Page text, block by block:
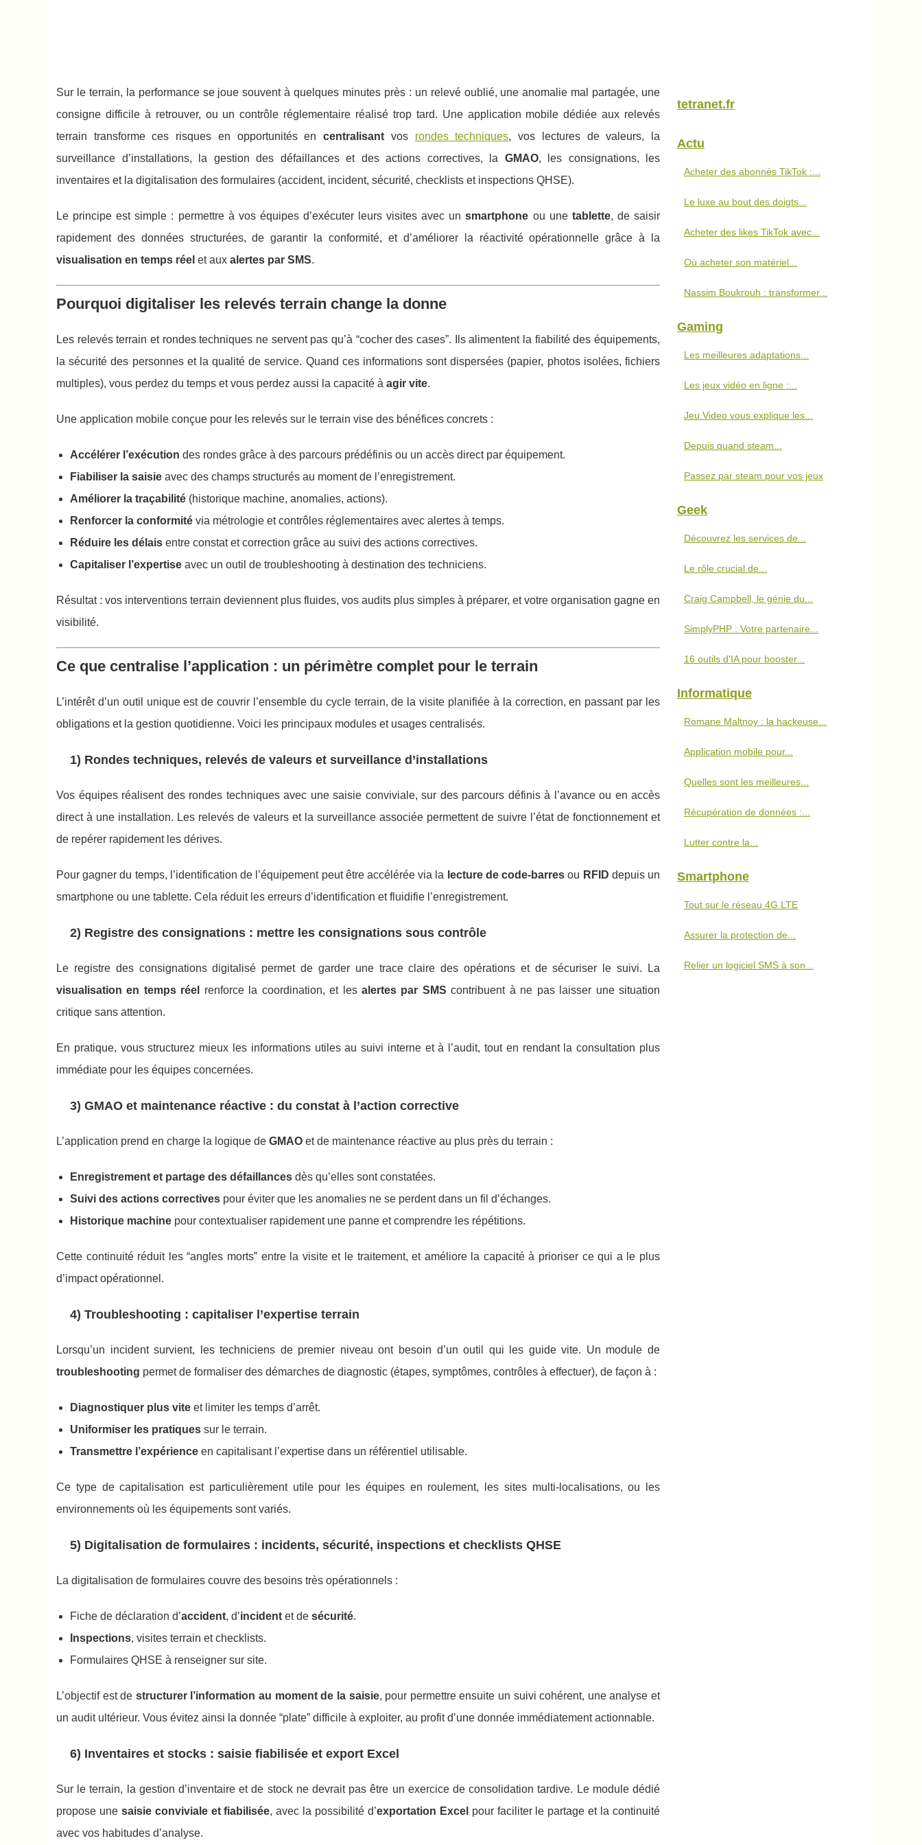
Sur le terrain, la performance se joue souvent à quelques minutes près : un relevé oublié, une anomalie mal partagée, une
consigne difficile à retrouver, ou un contrôle réglementaire réalisé trop tard. Une application mobile dédiée aux relevés
terrain transforme ces risques en opportunités encentralisant vos rondes techniques, vos lectures de valeurs, la
surveillance d’installations, la gestion des défaillances et des actions correctives, la GMAO, les consignations, les
inventaires et la digitalisation des formulaires (accident, incident, sécurité, checklists et inspections QHSE).
Le principe est simple : permettre à vos équipes d’exécuter leurs visites avec unsmartphone ou une tablette, de saisir
rapidement des données structurées, de garantir la conformité, et d’améliorer la réactivité opérationnelle grâce à la
visualisation en temps réel et aux alertes par SMS.
Pourquoi digitaliser les relevés terrain change la donne
Les relevés terrain et rondes techniques ne servent pas qu’à “cocher des cases”. Ils alimentent la fiabilité des équipements,
la sécurité des personnes et la qualité de service. Quand ces informations sont dispersées (papier, photos isolées, fichiers
multiples), vous perdez du temps et vous perdez aussi la capacité à agir vite.
Une application mobile conçue pour les relevés sur le terrain vise des bénéfices concrets :
Accélérer l’exécution des rondes grâce à des parcours prédéfinis ou un accès direct par équipement.
Fiabiliser la saisie avec des champs structurés au moment de l’enregistrement.
Améliorer la traçabilité (historique machine, anomalies, actions).
Renforcer la conformité via métrologie et contrôles réglementaires avec alertes à temps.
Réduire les délais entre constat et correction grâce au suivi des actions correctives.
Capitaliser l’expertise avec un outil de troubleshooting à destination des techniciens.
Résultat : vos interventions terrain deviennent plus fluides, vos audits plus simples à préparer, et votre organisation gagne en
visibilité.
Ce que centralise l’application : un périmètre complet pour le terrain
L’intérêt d’un outil unique est de couvrir l’ensemble du cycle terrain, de la visite planifiée à la correction, en passant par les
obligations et la gestion quotidienne. Voici les principaux modules et usages centralisés.
1) Rondes techniques, relevés de valeurs et surveillance d’installations
Vos équipes réalisent des rondes techniques avec une saisie conviviale, sur des parcours définis à l’avance ou en accès
direct à une installation. Les relevés de valeurs et la surveillance associée permettent de suivre l’état de fonctionnement et
de repérer rapidement les dérives.
Pour gagner du temps, l’identification de l’équipement peut être accélérée via la lecture de code-barres ou RFID depuis un
smartphone ou une tablette. Cela réduit les erreurs d’identification et fluidifie l’enregistrement.
2) Registre des consignations : mettre les consignations sous contrôle
Le registre des consignations digitalisé permet de garder une trace claire des opérations et de sécuriser le suivi. La
visualisation en temps réel
renforce la coordination, et lesalertes par SMS contribuent à ne pas laisser une situation
critique sans attention.
En pratique, vous structurez mieux les informations utiles au suivi interne et à l’audit, tout en rendant la consultation plus
immédiate pour les équipes concernées.
3) GMAO et maintenance réactive : du constat à l’action corrective
L’application prend en charge la logique de GMAO et de maintenance réactive au plus près du terrain :
Enregistrement et partage des défaillances dès qu’elles sont constatées.
Suivi des actions correctives pour éviter que les anomalies ne se perdent dans un fil d’échanges.
Historique machine pour contextualiser rapidement une panne et comprendre les répétitions.
Cette continuité réduit les “angles morts” entre la visite et le traitement, et améliore la capacité à prioriser ce qui a le plus
d’impact opérationnel.
4) Troubleshooting : capitaliser l’expertise terrain
Lorsqu’un incident survient, les techniciens de premier niveau ont besoin d’un outil qui les guide vite. Un module de
troubleshooting permet de formaliser des démarches de diagnostic (étapes, symptômes, contrôles à effectuer), de façon à :
Diagnostiquer plus vite et limiter les temps d’arrêt.
Uniformiser les pratiques sur le terrain.
Transmettre l’expérience en capitalisant l’expertise dans un référentiel utilisable.
Ce type de capitalisation est particulièrement utile pour les équipes en roulement, les sites multi-localisations, ou les
environnements où les équipements sont variés.
5) Digitalisation de formulaires : incidents, sécurité, inspections et checklists QHSE
La digitalisation de formulaires couvre des besoins très opérationnels :
Fiche de déclaration d’accident, d’incident et de sécurité.
Inspections, visites terrain et checklists.
Formulaires QHSE à renseigner sur site.
L’objectif est de structurer l’information au moment de la saisie, pour permettre ensuite un suivi cohérent, une analyse et
un audit ultérieur. Vous évitez ainsi la donnée “plate” difficile à exploiter, au profit d’une donnée immédiatement actionnable.
6) Inventaires et stocks : saisie fiabilisée et export Excel
Sur le terrain, la gestion d’inventaire et de stock ne devrait pas être un exercice de consolidation tardive. Le module dédié
propose une saisie conviviale et fiabilisée, avec la possibilité d’exportation Excel pour faciliter le partage et la continuité
avec vos habitudes d’analyse.
tetranet.fr
Actu
Acheter des abonnés TikTok :...
Le luxe au bout des doigts...
Acheter des likes TikTok avec...
Où acheter son matériel...
Nassim Boukrouh : transformer...
Gaming
Les meilleures adaptations...
Les jeux vidéo en ligne :...
Jeu.Video vous explique les...
Depuis quand steam...
Passez par steam pour vos jeux
Geek
Découvrez les services de...
Le rôle crucial de...
Craig Campbell, le génie du...
SimplyPHP : Votre partenaire...
16 outils d'IA pour booster...
Informatique
Romane Maltnoy : la hackeuse...
Application mobile pour...
Quelles sont les meilleures...
Récupération de données :...
Lutter contre la...
Smartphone
Tout sur le réseau 4G LTE
Assurer la protection de...
Relier un logiciel SMS à son...